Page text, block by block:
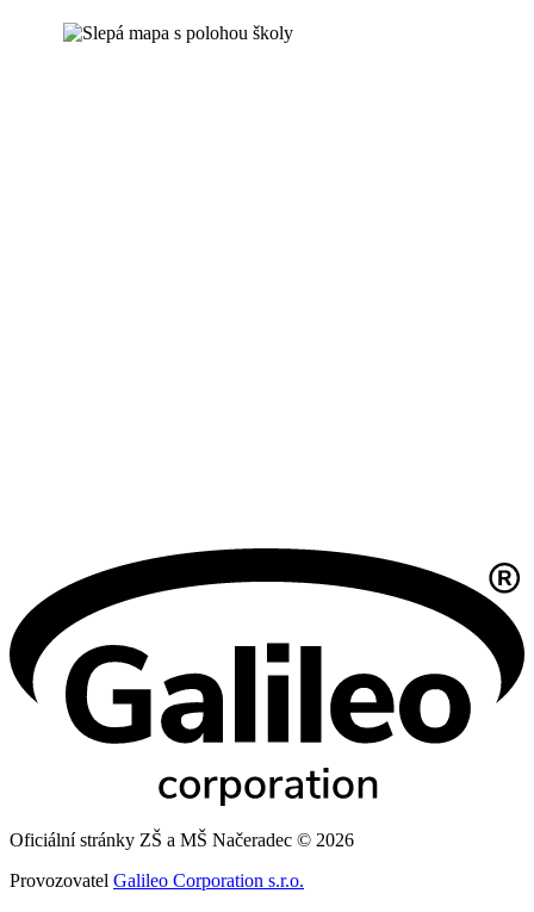
Oficiální stránky ZŠ a MŠ Načeradec © 2026
Provozovatel Galileo Corporation s.r.o.